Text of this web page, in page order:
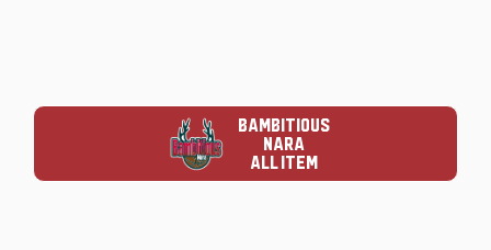
BAMBITIOUS
NARA
ALL ITEM